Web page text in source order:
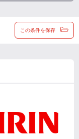
この条件を保存